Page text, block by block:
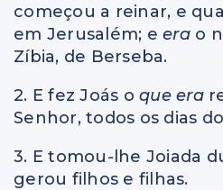
começou a reinar, e
em Jerusalém; e era o
Zíbia, de Berseba.
2. E fez Joás o que era
Senhor, todos os dias
3. E tomou-lhe Joiada
gerou filhos e filhas.